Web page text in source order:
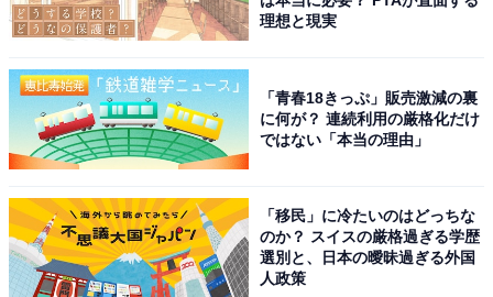
理想と現実
「青春18きっぷ」販売激減の裏
に何が？ 連続利用の厳格化だけ
ではない「本当の理由」
「移民」に冷たいのはどっちな
のか？ スイスの厳格過ぎる学歴
選別と、日本の曖昧過ぎる外国
人政策